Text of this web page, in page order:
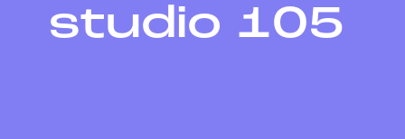
studio 105